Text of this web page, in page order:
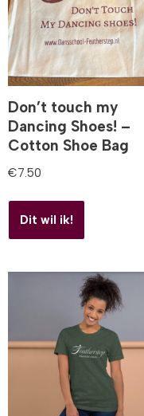
Don’t touch my
Dancing Shoes! –
Cotton Shoe Bag
€7.50
Dit wil ik!